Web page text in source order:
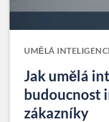
UMĚLÁ
Jak umělá
budoucnost
zákazníky